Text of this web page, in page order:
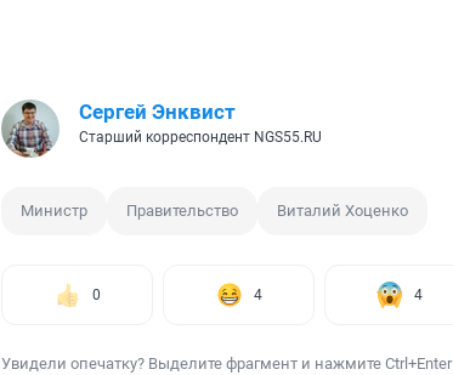
Сергей Энквист
Старший корреспондент NGS55.RU
Министр Правительство Виталий Хоценко
0 4 4
Увидели опечатку? Выделите фрагмент и нажмите Ctrl+Enter